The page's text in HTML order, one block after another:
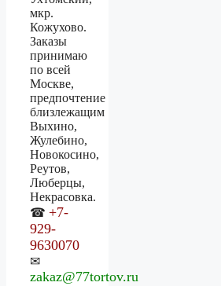
мкр.
Кожухово.
Заказы
принимаю
по всей
Москве,
предпочтение
близлежащим
Выхино,
Жулебино,
Новокосино,
Реутов,
Люберцы,
Некрасовка.
☎ +7-
929-
9630070
✉
zakaz@77tortov.ru